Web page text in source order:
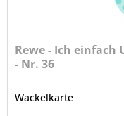
Rewe - Ich einfach
- Nr. 36
Wackelkarte